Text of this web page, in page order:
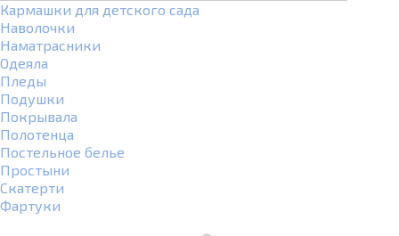
Кармашки для детского сада
Наволочки
Наматрасники
Одеяла
Пледы
Подушки
Покрывала
Полотенца
Постельное белье
Простыни
Скатерти
Фартуки